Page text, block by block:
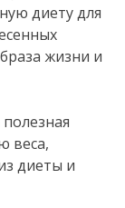
диету для
жизни и
веса,
диеты и